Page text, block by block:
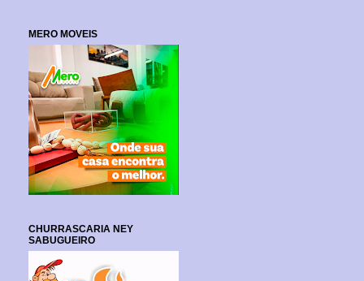
MERO MOVEIS
CHURRASCARIA NEY
SABUGUEIRO